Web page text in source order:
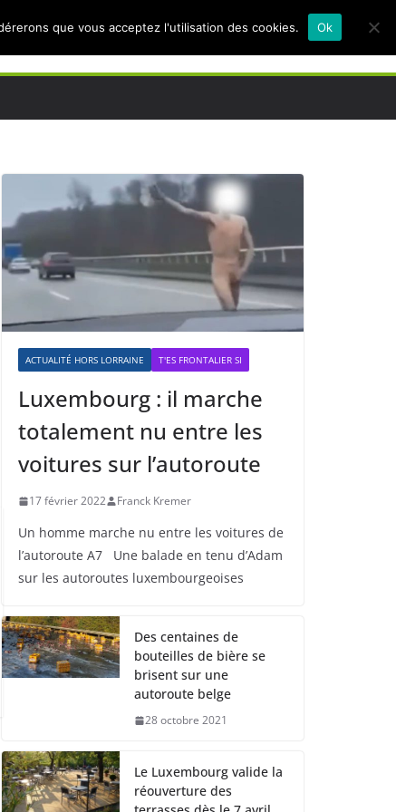
ACTUALITÉ HORS LORRAINE T'ES FRONTALIER SI
Luxembourg : il marche
totalement nu entre les
voitures sur l’autoroute
17 février 2022 Franck Kremer
Un homme marche nu entre les voitures de
l’autoroute A7 Une balade en tenu d’Adam
sur les autoroutes luxembourgeoises
Des centaines de
bouteilles de bière se
brisent sur une
autoroute belge
28 octobre 2021
Le Luxembourg valide la
réouverture des
que vous acceptez l'utilisation des cookies. Ok